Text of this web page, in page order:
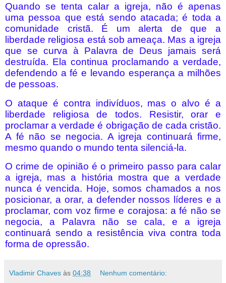
Quando se tenta calar a igreja, não é apenas
uma pessoa que está sendo atacada; é toda a
comunidade cristã. É um alerta de que a
liberdade religiosa está sob ameaça. Mas a igreja
que se curva à Palavra de Deus jamais será
destruída. Ela continua proclamando a verdade,
defendendo a fé e levando esperança a milhões
de pessoas.
O ataque é contra indivíduos, mas o alvo é a
liberdade religiosa de todos. Resistir, orar e
proclamar a verdade é obrigação de cada cristão.
A fé não se negocia. A igreja continuará firme,
mesmo quando o mundo tenta silenciá-la.
O crime de opinião é o primeiro passo para calar
a igreja, mas a história mostra que a verdade
nunca é vencida. Hoje, somos chamados a nos
posicionar, a orar, a defender nossos líderes e a
proclamar, com voz firme e corajosa: a fé não se
negocia, a Palavra não se cala, e a igreja
continuará sendo a resistência viva contra toda
forma de opressão.
Vladimir Chaves às 04:38 Nenhum comentário: